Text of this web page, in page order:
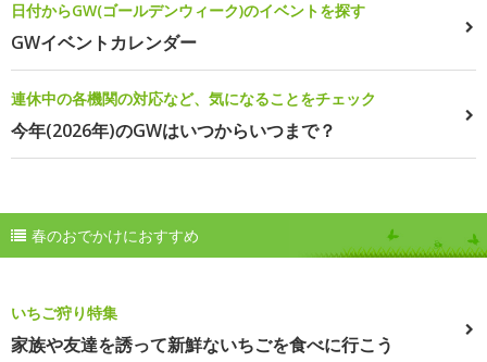
日付からGW(ゴールデンウィーク)のイベントを探す
GWイベントカレンダー
連休中の各機関の対応など、気になることをチェック
今年(2026年)のGWはいつからいつまで？
春のおでかけにおすすめ
いちご狩り特集
家族や友達を誘って新鮮ないちごを食べに行こう